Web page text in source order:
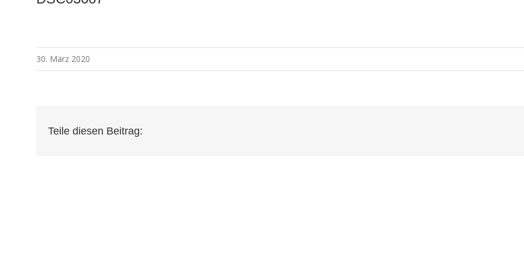
30. März 2020
Teile diesen Beitrag: